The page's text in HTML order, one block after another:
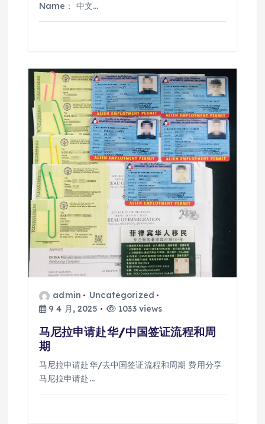
Name： 中文…
admin
Uncategorized
9 4 月, 2025
1033 views
马尼拉申请赴华/中国签证流程和周
期
马尼拉申请赴华/去中国签证流程和周期 费用分享
马尼拉申请赴…